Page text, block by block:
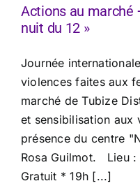
Actions au marché
nuit du 12 »
Journée
violences faites aux
marché de Tubize
et sensibilisation aux
présence du centre
Rosa Guilmot. Lieu :
Gratuit * 19h [...]